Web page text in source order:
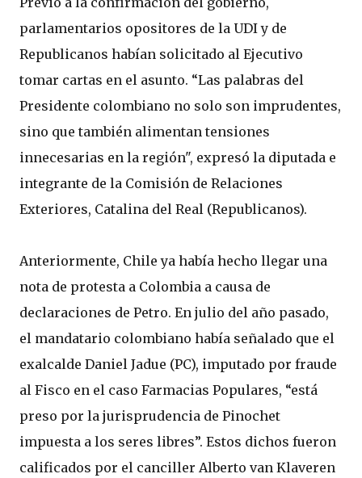
parlamentarios opositores de la UDI y de
Republicanos habían solicitado al Ejecutivo
tomar cartas en el asunto. “Las palabras del
Presidente colombiano no solo son imprudentes,
sino que también alimentan tensiones
innecesarias en la región", expresó la diputada e
integrante de la Comisión de Relaciones
Exteriores, Catalina del Real (Republicanos).
Anteriormente, Chile ya había hecho llegar una
nota de protesta a Colombia a causa de
declaraciones de Petro. En julio del año pasado,
el mandatario colombiano había señalado que el
exalcalde Daniel Jadue (PC), imputado por fraude
al Fisco en el caso Farmacias Populares, “está
preso por la jurisprudencia de Pinochet
impuesta a los seres libres”. Estos dichos fueron
calificados por el canciller Alberto van Klaveren